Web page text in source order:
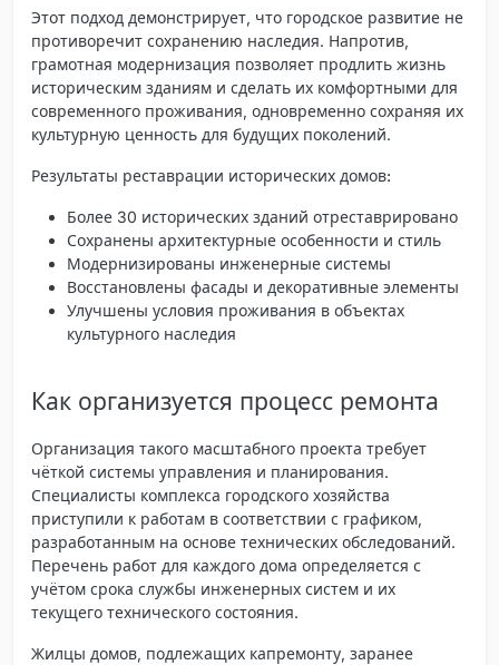
Этот подход демонстрирует, что городское развитие не
противоречит сохранению наследия. Напротив,
грамотная модернизация позволяет продлить жизнь
историческим зданиям и сделать их комфортными для
современного проживания, одновременно сохраняя их
культурную ценность для будущих поколений.
Результаты реставрации исторических домов:
Более 30 исторических зданий отреставрировано
Сохранены архитектурные особенности и стиль
Модернизированы инженерные системы
Восстановлены фасады и декоративные элементы
Улучшены условия проживания в объектах
культурного наследия
Как организуется процесс ремонта
Организация такого масштабного проекта требует
чёткой системы управления и планирования.
Специалисты комплекса городского хозяйства
приступили к работам в соответствии с графиком,
разработанным на основе технических обследований.
Перечень работ для каждого дома определяется с
учётом срока службы инженерных систем и их
текущего технического состояния.
Жилцы домов, подлежащих капремонту, заранее